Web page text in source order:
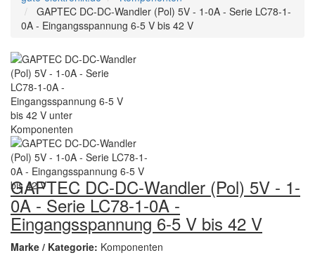
GAPTEC DC-DC-Wandler (Pol) 5V - 1-0A - Serie LC78-1-
0A - Eingangsspannung 6-5 V bis 42 V
GAPTEC DC-DC-Wandler (Pol) 5V - 1-
0A - Serie LC78-1-0A -
Eingangsspannung 6-5 V bis 42 V
Marke / Kategorie: Komponenten